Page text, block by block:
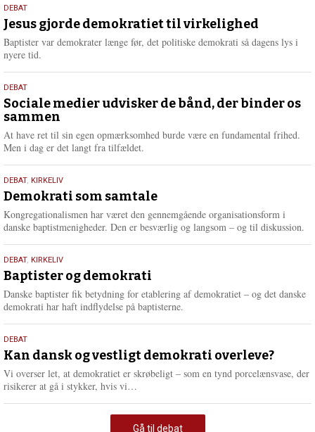
e
e
18.
maj
2026
DEBAT
Jesus gjorde demokratiet til virkelighed
Baptister var demokrater længe før, det politiske demokrati så dagens lys i
nyere tid.
18.
maj
2026
DEBAT
Sociale medier udvisker de bånd, der binder os
sammen
At have ret til sin egen opmærksomhed burde være en fundamental frihed.
Men i dag er det langt fra tilfældet.
18.
maj
2026
DEBAT, KIRKELIV
Demokrati som samtale
Kongregationalismen har været den gennemgående organisationsform i
danske baptistmenigheder. Den er besværlig og langsom – og til diskussion.
18.
maj
2026
DEBAT, KIRKELIV
Baptister og demokrati
Danske baptister fik betydning for etablering af demokratiet – og det danske
demokrati har haft indflydelse på baptisterne.
18.
maj
2026
DEBAT
Kan dansk og vestligt demokrati overleve?
Vi overser let, at demokratiet er skrøbeligt – som en tynd porcelænsvase, der
risikerer at gå i stykker, hvis vi…
m
Gå til debat